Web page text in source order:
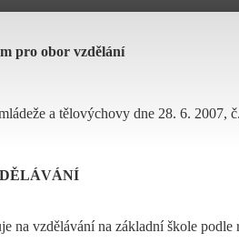
pro obor vzdělání
a tělovýchovy dne 28. 6. 2007,
na vzdělávání na základní škole